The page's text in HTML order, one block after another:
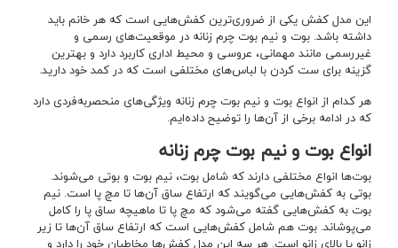
این مدل کفش یکی از ضروری‌ترین کفش‌هایی است که هر خانم باید
داشته باشد. بوت و نیم بوت چرم زنانه در موقعیت‌های رسمی و
غیررسمی مانند مهمانی، عروسی و محیط اداری کاربرد دارد و بهترین
گزینه برای ست کردن با لباس‌های مختلفی است که در کمد خود دارید.
هر کدام از انواع بوت و نیم بوت چرم زنانه ویژگی‌های منحصربه‌فردی دارد
که در ادامه برخی از آن‌ها را توضیح داده‌ایم.
انواع بوت و نیم بوت چرم زنانه
بوت‌ها انواع مختلفی دارند که شامل بوت، نیم بوت و بوتی می‌شوند.
بوتی به کفش‌هایی می‌گویند که ارتفاع ساق آن‌ها تا مچ پا است. نیم
بوت به کفش‌هایی گفته می‌شود که مچ پا تا ماهیچه ساق پا را کامل
می‌پوشاند. بوت هم شامل کفش‌هایی است که ارتفاع ساق آن‌ها تا زیر
زانو یا بالای زانو است. هر سه این مدل کفش‌ها مخاطبان خود را دارد و